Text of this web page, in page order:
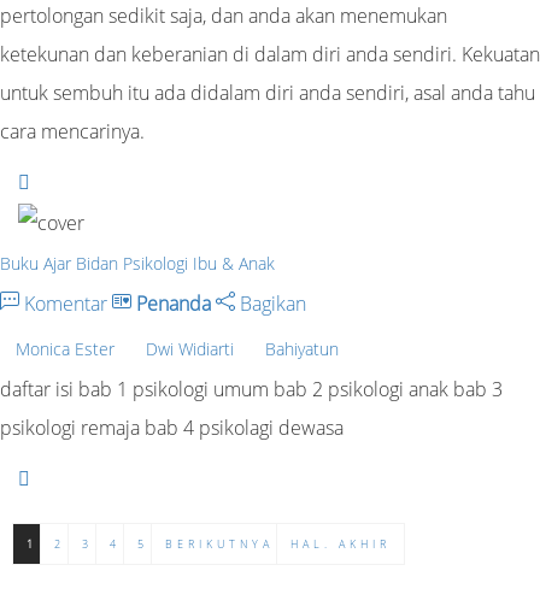
pertolongan sedikit saja, dan anda akan menemukan
ketekunan dan keberanian di dalam diri anda sendiri. Kekuatan
untuk sembuh itu ada didalam diri anda sendiri, asal anda tahu
cara mencarinya.
Buku Ajar Bidan Psikologi Ibu & Anak
Komentar Penanda Bagikan
Monica Ester Dwi Widiarti Bahiyatun
daftar isi bab 1 psikologi umum bab 2 psikologi anak bab 3
psikologi remaja bab 4 psikolagi dewasa
1 2 3 4 5 BERIKUTNYA HAL. AKHIR